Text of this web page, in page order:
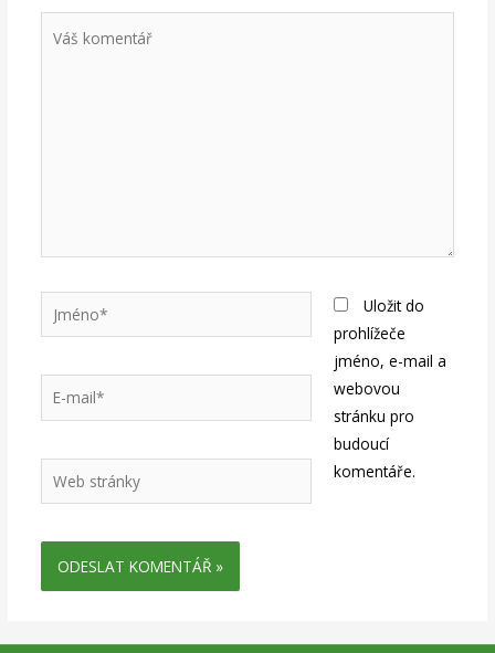
Jméno*
mail*
stránky
Uložit do
prohlížeče
jméno, e-mail a
webovou
stránku pro
budoucí
komentáře.